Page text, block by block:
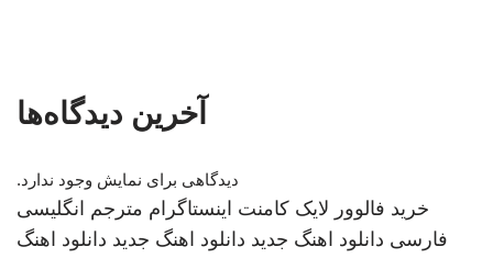
آخرین دیدگاه‌ها
دیدگاهی برای نمایش وجود ندارد.
خرید فالوور لایک کامنت اینستاگرام مترجم انگلیسی
فارسی دانلود اهنگ جدید دانلود اهنگ جدید دانلود اهنگ